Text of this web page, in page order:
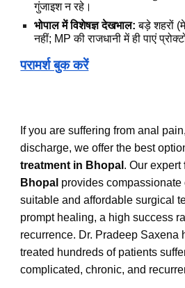
गुंजाइश न रहे।
भोपाल में विशेषज्ञ देखभाल:बड़े शहरों
नहीं; MP की राजधानी में ही पाएं
परामर्श बुक करें
If you are suffering from anal
discharge, we offer the best
treatment in Bhopal . Our expert
Bhopal provides compassionate
suitable and affordable surgical
prompt healing, a high success
recurrence. Dr. Pradeep Saxena
treated hundreds of patients
complicated, chronic, and